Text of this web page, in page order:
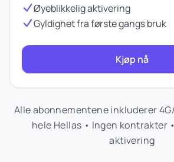
Øyeblikkelig aktivering
Gyldighet fra første gangs bruk
Kjøp nå
Alle abonnementene inkluderer
hele Hellas • Ingen kontrakter
aktivering